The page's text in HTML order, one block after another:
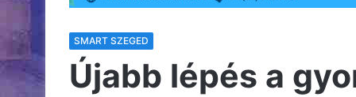
SMART SZEGED
Újabb lépés a